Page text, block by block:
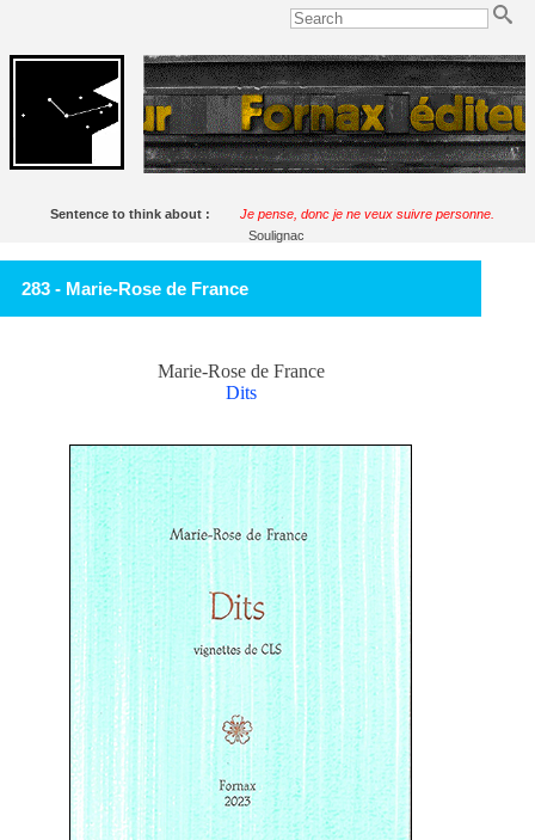
Sentence to think about :
Je pense, donc je ne veux suivre personne.
Soulignac
283 - Marie-Rose de France
Marie-Rose de France
Dits